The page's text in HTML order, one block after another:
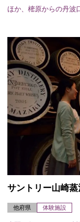
ほか、樒原からの丹波
社があり、古く...
サントリー山崎蒸
他府県 体験施設